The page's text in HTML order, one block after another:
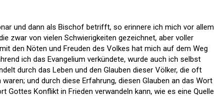
und dann als Bischof betrifft, so erinnere ich mich vor allem
zwar von vielen Schwierigkeiten gezeichnet, aber voller
den Nöten und Freuden des Volkes hat mich auf dem Weg
ich das Evangelium verkündete, wurde auch ich selbst
durch das Leben und den Glauben dieser Völker, die oft
und durch diese Erfahrung, diesen Glauben an das Wort
Gottes Konflikt in Frieden verwandeln kann, wie es eine Quelle